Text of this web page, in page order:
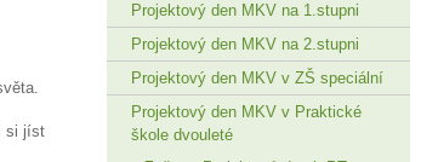
si jíst
Projektový den MKV na 1.stupni
Projektový den MKV na 2.stupni
Projektový den MKV v ZŠ speciální
Projektový den MKV v Praktické
škole dvouleté